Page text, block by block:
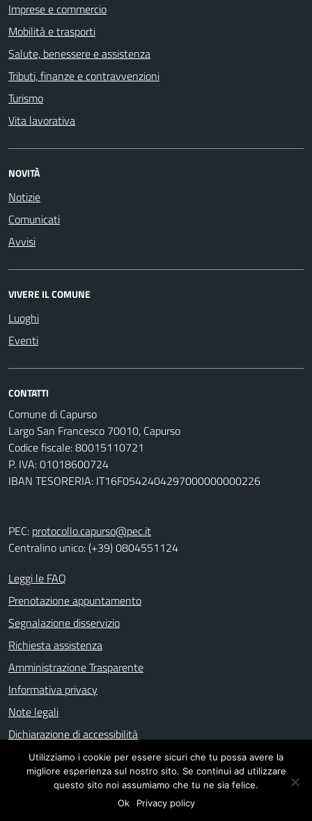
Imprese e commercio
Mobilità e trasporti
Salute, benessere e assistenza
Tributi, finanze e contravvenzioni
Turismo
Vita lavorativa
NOVITÀ
Notizie
Comunicati
Avvisi
VIVERE IL COMUNE
Luoghi
Eventi
CONTATTI
Comune di Capurso
Largo San Francesco 70010, Capurso
Codice fiscale: 80015110721
P. IVA: 01018600724
IBAN TESORERIA: IT16F0542404297000000000226
PEC: protocollo.capurso@pec.it
Centralino unico: (+39) 0804551124
Leggi le FAQ
Prenotazione appuntamento
Segnalazione disservizio
Richiesta assistenza
Amministrazione Trasparente
Informativa privacy
Note legali
Dichiarazione di accessibilità
Mappa del sito
Utilizziamo i cookie per essere sicuri che tu possa avere la
migliore esperienza sul nostro sito. Se continui ad utilizzare
questo sito noi assumiamo che tu ne sia felice.
Ok
Privacy policy